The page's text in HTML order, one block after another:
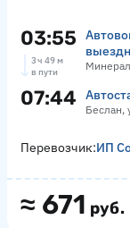
03:55
3 ч 49 м
в пути
07:44 Беслан,
≈ 671 руб.
Перевозчик:ИП